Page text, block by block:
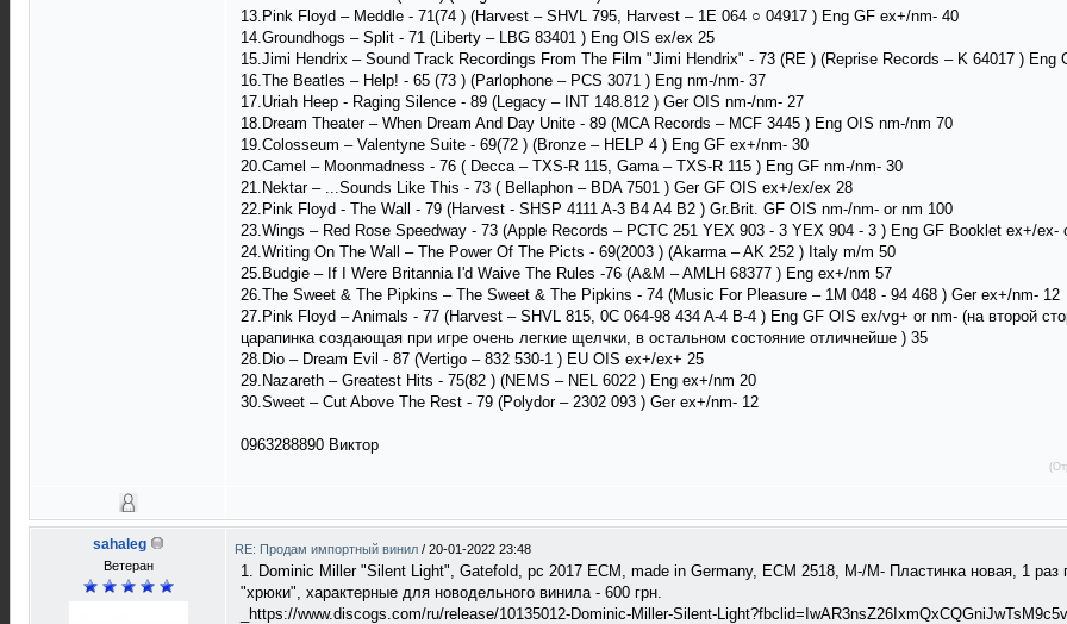
13.Pink Floyd – Meddle - 71(74 ) (Harvest – SHVL 795, Harvest – 1E 064 ○ 04917 ) Eng GF ex+/nm- 40
14.Groundhogs ‎– Split - 71 (Liberty ‎– LBG 83401 ) Eng OIS ex/ex 25
15.Jimi Hendrix ‎– Sound Track Recordings From The Film "Jimi Hendrix" - 73 (RE ) (Reprise Records ‎– K 64017 ) Eng
16.The Beatles ‎– Help! - 65 (73 ) (Parlophone ‎– PCS 3071 ) Eng nm-/nm- 37
17.Uriah Heep - Raging Silence - 89 (Legacy – INT 148.812 ) Ger OIS nm-/nm- 27
18.Dream Theater ‎– When Dream And Day Unite - 89 (MCA Records ‎– MCF 3445 ) Eng OIS nm-/nm 70
19.Colosseum ‎– Valentyne Suite - 69(72 ) (Bronze ‎– HELP 4 ) Eng GF ex+/nm- 30
20.Camel – Moonmadness - 76 ( Decca – TXS-R 115, Gama – TXS-R 115 ) Eng GF nm-/nm- 30
21.Nektar ‎– ...Sounds Like This - 73 ( Bellaphon ‎– BDA 7501 ) Ger GF OIS ex+/ex/ex 28
22.Pink Floyd - The Wall - 79 (Harvest - SHSP 4111 A-3 B4 A4 B2 ) Gr.Brit. GF OIS nm-/nm- or nm 100
23.Wings ‎– Red Rose Speedway - 73 (Apple Records ‎– PCTC 251 YEX 903 - 3 YEX 904 - 3 ) Eng GF Booklet ex+/ex-
24.Writing On The Wall ‎– The Power Of The Picts - 69(2003 ) (Akarma – AK 252 ) Italy m/m 50
25.Budgie ‎– If I Were Britannia I'd Waive The Rules -76 (A&M ‎– AMLH 68377 ) Eng ex+/nm 57
26.The Sweet & The Pipkins ‎– The Sweet & The Pipkins - 74 (Music For Pleasure ‎– 1M 048 - 94 468 ) Ger ex+/nm- 12
27.Pink Floyd ‎– Animals - 77 (Harvest ‎– SHVL 815, 0C 064-98 434 A-4 B-4 ) Eng GF OIS ех/vg+ or nm- (на второй
царапинка создающая при игре очень легкие щелчки, в остальном состояние отличнейше ) 35
28.Dio – Dream Evil - 87 (Vertigo – 832 530-1 ) EU OIS ex+/ex+ 25
29.Nazareth – Greatest Hits - 75(82 ) (NEMS – NEL 6022 ) Eng ex+/nm 20
30.Sweet ‎– Cut Above The Rest - 79 (Polydor ‎– 2302 093 ) Ger ex+/nm- 12
0963288890 Виктор
sahaleg
Ветеран
RE: Продам импортный винил / 20-01-2022 23:48
1. Dominic Miller "Silent Light", Gatefold, pc 2017 ECM, made in Germany, ECM 2518, M-/M- Пластинка новая, 1
"хрюки", характерные для новодельного винила - 600 грн.
_https://www.discogs.com/ru/release/10135012-Dominic-Miller-Silent-